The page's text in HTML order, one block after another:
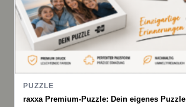
PUZZLE
raxxa Premium-Puzzle: Dein eigenes Puzzle